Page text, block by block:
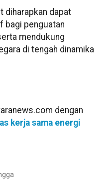
diharapkan dapat
bagi penguatan
mendukung
di tengah dinamika
dengan
kerja sama energi